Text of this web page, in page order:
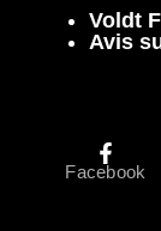
Voldt
Avis
Facebook